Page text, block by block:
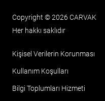
Copyright © 2026 CARVAK
Her hakkı saklıdır
Kişisel Verilerin Korunması
Kullanım Koşulları
Bilgi Toplumları Hizmeti